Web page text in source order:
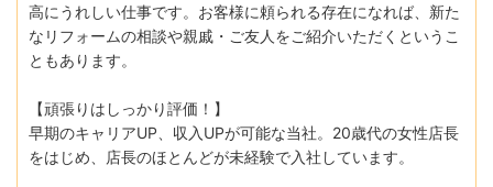
高にうれしい仕事です。お客様に頼られる存在になれば、新た
なリフォームの相談や親戚・ご友人をご紹介いただくというこ
ともあります。
【頑張りはしっかり評価！】
早期のキャリアUP、収入UPが可能な当社。20歳代の女性店長
をはじめ、店長のほとんどが未経験で入社しています。